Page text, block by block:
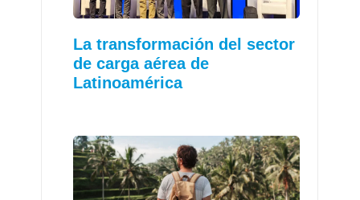
La transformación del sector
de carga aérea de
Latinoamérica